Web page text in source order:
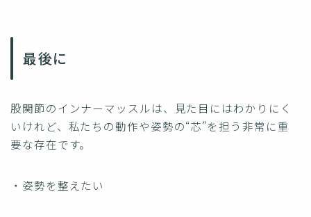
最後に
股関節のインナーマッスルは、見た目にはわかりにく
いけれど、私たちの動作や姿勢の“芯”を担う非常に重
要な存在です。
・姿勢を整えたい